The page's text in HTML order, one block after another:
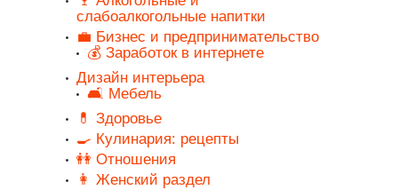
слабоалкогольные напитки
💼 Бизнес и предпринимательство
💰 Заработок в интернете
Дизайн интерьера
🛋️ Мебель
💊 Здоровье
🍳 Кулинария: рецепты
👭 Отношения
👩 Женский раздел